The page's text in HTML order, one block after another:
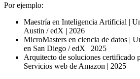
Por ejemplo:
Maestría en Inteligencia Artificial |
Austin / edX | 2026
MicroMasters en ciencia de datos |
en San Diego / edX | 2025
Arquitecto de soluciones certificado
Servicios web de Amazon | 2025